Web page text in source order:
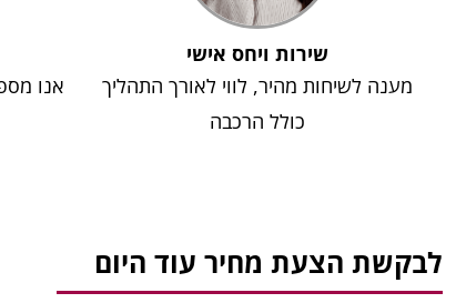
שירות ויחס אישי
מענה לשיחות מהיר, לווי לאורך התהליך
כולל הרכבה
לבקשת הצעת מחיר עוד היום